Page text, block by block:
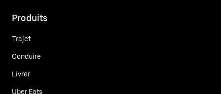
Produits
Trajet
Conduire
Livrer
Uber Eats